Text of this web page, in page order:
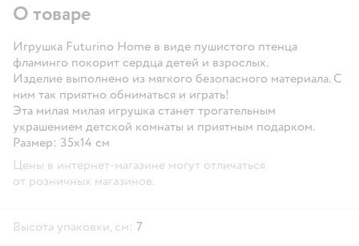
О товаре
Игрушка Futurino Home в виде пушистого птенца
фламинго покорит сердца детей и взрослых.
Изделие выполнено из мягкого безопасного материала. С
ним так приятно обниматься и играть!
Эта милая милая игрушка станет трогательным
украшением детской комнаты и приятным подарком.
Размер: 35х14 см
Цены в интернет-магазине могут отличаться
от розничных магазинов.
Высота упаковки, см: 7